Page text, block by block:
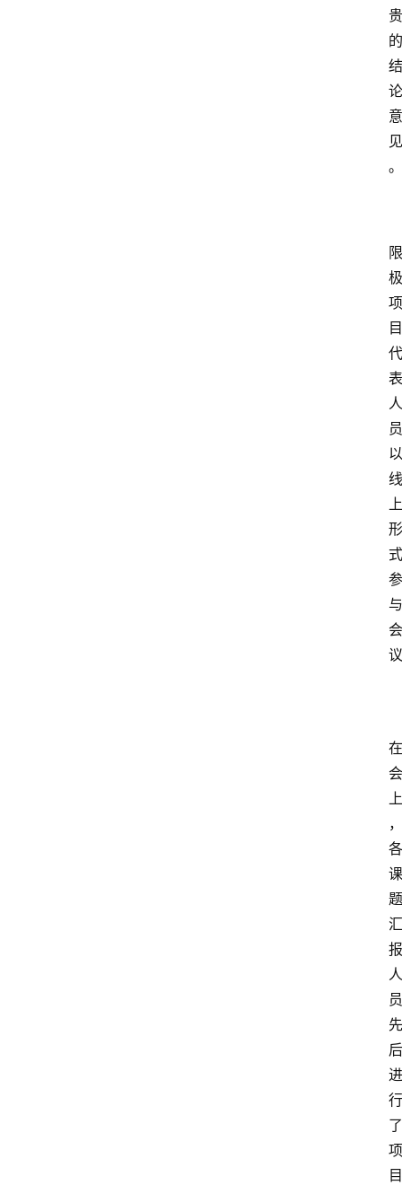
贵
的
结
论
意
见
。
限
极
项
目
代
表
人
员
以
线
上
形
式
参
与
会
议
在
会
上
，
各
课
题
汇
报
人
员
先
后
进
行
了
项
目